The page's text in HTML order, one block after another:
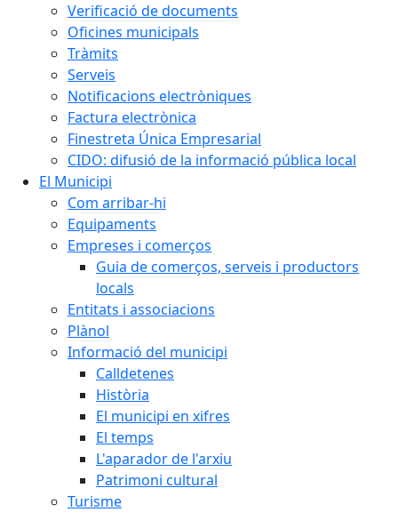
Verificació de documents
Oficines municipals
Tràmits
Serveis
Notificacions electròniques
Factura electrònica
Finestreta Única Empresarial
CIDO: difusió de la informació pública local
El Municipi
Com arribar-hi
Equipaments
Empreses i comerços
Guia de comerços, serveis i productors
locals
Entitats i associacions
Plànol
Informació del municipi
Calldetenes
Història
El municipi en xifres
El temps
L'aparador de l'arxiu
Patrimoni cultural
Turisme